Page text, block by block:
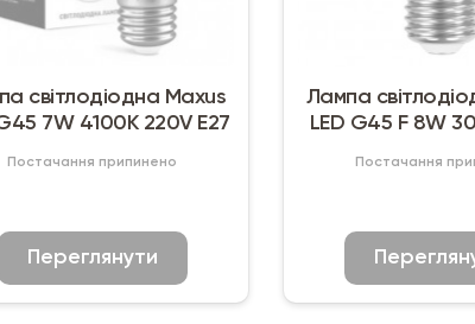
світлодіодна Maxus
7W 4100K 220V Е27
Постачання припинено
Переглянути
Лампа
LED G45 F 8W
Постачання